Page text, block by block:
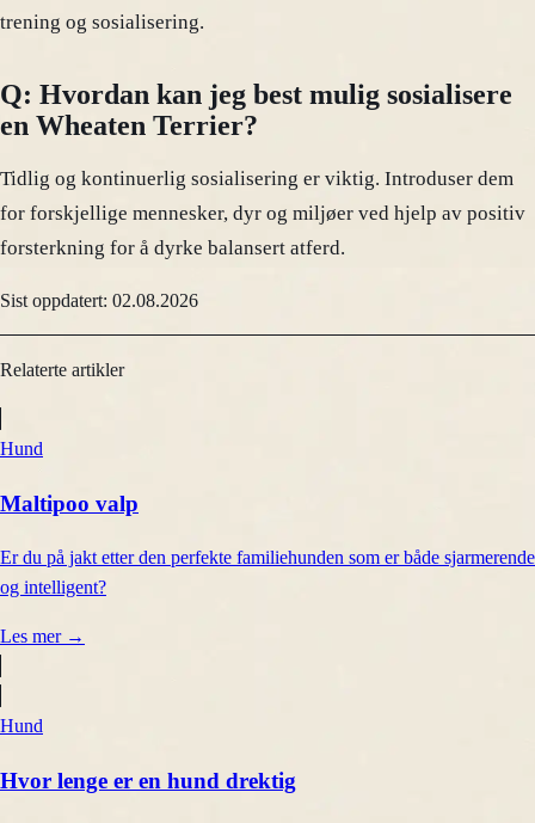
trening og sosialisering.
Q: Hvordan kan jeg best mulig sosialisere
en Wheaten Terrier?
Tidlig og kontinuerlig sosialisering er viktig. Introduser dem
for forskjellige mennesker, dyr og miljøer ved hjelp av positiv
forsterkning for å dyrke balansert atferd.
Sist oppdatert: 02.08.2026
Relaterte artikler
Hund
Maltipoo valp
Er du på jakt etter den perfekte familiehunden som er både sjarmerende
og intelligent?
Les mer →
Hund
Hvor lenge er en hund drektig